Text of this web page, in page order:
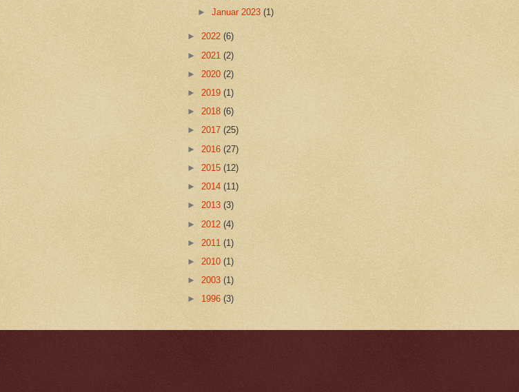
►Januar 2023(1)
► 2022 (6)
► 2021 (2)
► 2020 (2)
► 2019 (1)
► 2018 (6)
► 2017 (25)
► 2016 (27)
► 2015 (12)
► 2014 (11)
► 2013 (3)
► 2012 (4)
► 2011 (1)
► 2010 (1)
► 2003 (1)
► 1996 (3)